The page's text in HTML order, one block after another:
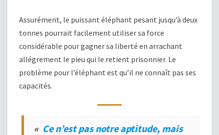
Assurément, le puissant éléphant pesant jusqu’à deux
tonnes pourrait facilement utiliser sa force
considérable pour gagner sa liberté en arrachant
allégrement le pieu qui le retient prisonnier. Le
problème pour l’éléphant est qu’il ne connaît pas ses
capacités.
« Ce n’est pas notre aptitude, mais